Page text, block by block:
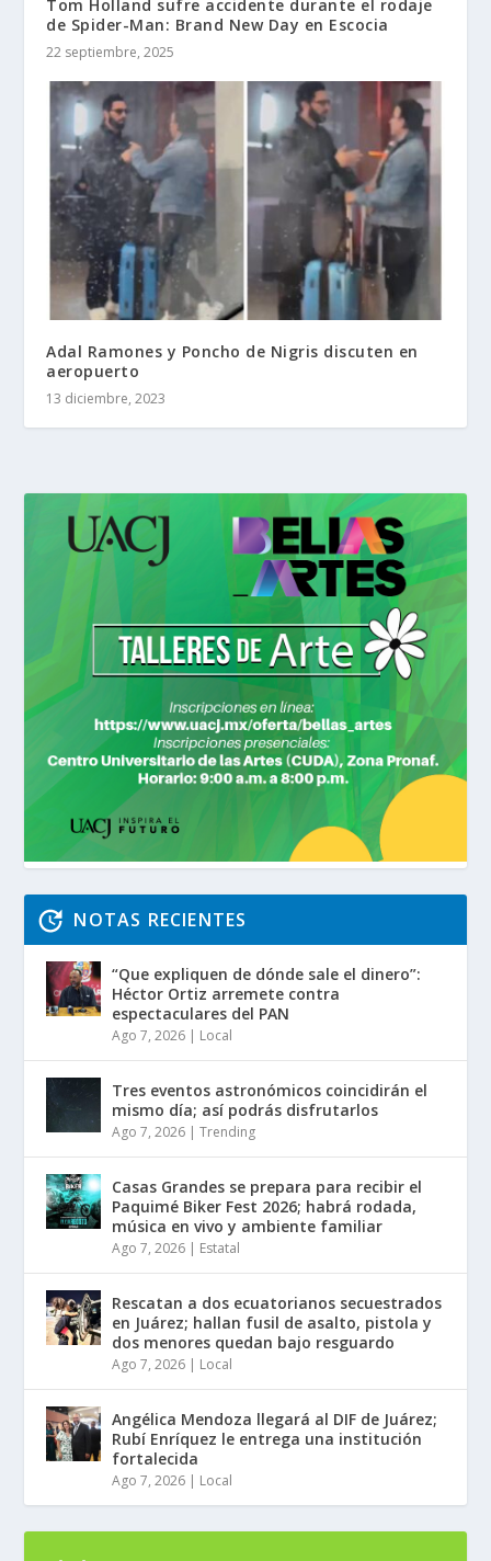
Tom Holland sufre accidente durante el rodaje
de Spider-Man: Brand New Day en Escocia
22 septiembre, 2025
Adal Ramones y Poncho de Nigris discuten en
aeropuerto
13 diciembre, 2023
NOTAS RECIENTES
“Que expliquen de dónde sale el dinero”:
Héctor Ortiz arremete contra
espectaculares del PAN
Ago 7, 2026 | Local
Tres eventos astronómicos coincidirán el
mismo día; así podrás disfrutarlos
Ago 7, 2026 |Trending
Casas Grandes se prepara para recibir el
Paquimé Biker Fest 2026; habrá rodada,
música en vivo y ambiente familiar
Ago 7, 2026 | Estatal
Rescatan a dos ecuatorianos secuestrados
en Juárez; hallan fusil de asalto, pistola y
dos menores quedan bajo resguardo
Ago 7, 2026 | Local
Angélica Mendoza llegará al DIF de Juárez;
Rubí Enríquez le entrega una institución
fortalecida
Ago 7, 2026 | Local